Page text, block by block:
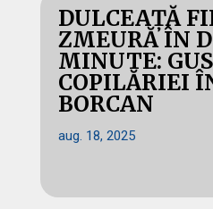
DULCEAȚĂ
ZMEURĂ ÎN
MINUTE:
COPILĂRIEI
BORCAN
aug. 18, 2025